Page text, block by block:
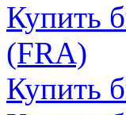
Купить
(FRA)
Купить